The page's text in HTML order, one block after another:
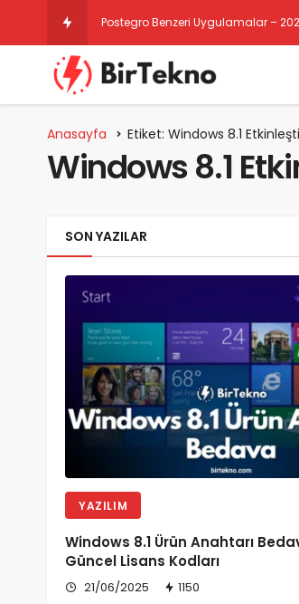
Postegro Benzeri Uygulamalar –
Anasayfa Etiket: Windows 8.1
Windows 8.1
SON YAZILAR
YAZILIM
Windows 8.1 Ürün Anahtarı
Güncel Lisans Kodları
21/06/2025
1150